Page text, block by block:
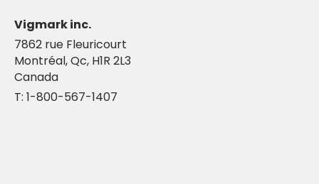
Vigmark inc.
7862 rue Fleuricourt
Montréal, Qc, H1R 2L3
Canada
T: 1-800-567-1407